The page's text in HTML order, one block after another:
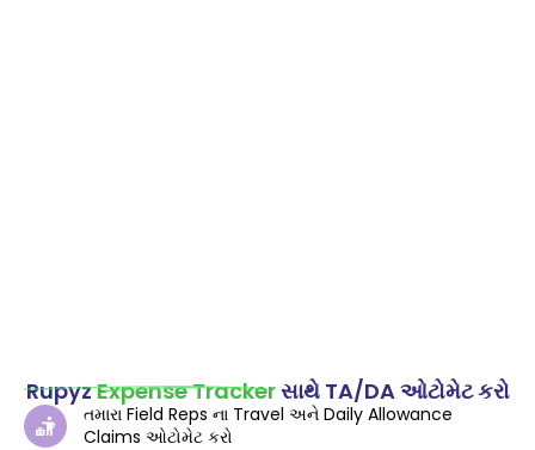
RupyzExpense Trackerસાથે TA/DA ઓટોમેટ કરો
તમારા Field Reps ના Travel અને Daily Allowance
Claims ઓટોમેટ કરો